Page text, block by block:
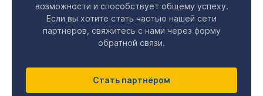
возможности и способствует общему успеху.
Если вы хотите стать частью нашей сети
партнеров, свяжитесь с нами через форму
обратной связи.
Стать партнёром